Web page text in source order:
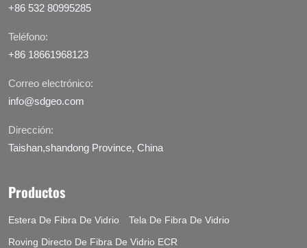
+86 532 80995285
Teléfono:
+86 18661968123
Correo electrónico:
info@sdgeo.com
Dirección:
Taishan,shandong Province, China
Productos
Estera De Fibra De Vidrio
Tela De Fibra De Vidrio
Roving Directo De Fibra De Vidrio ECR